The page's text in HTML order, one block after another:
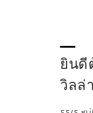
ยินดี
วิลล่